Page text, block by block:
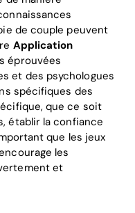
de couple peuvent
Application
éprouvées
et des psychologues
spécifiques des
que ce soit
établir la confiance
que les jeux
les
et